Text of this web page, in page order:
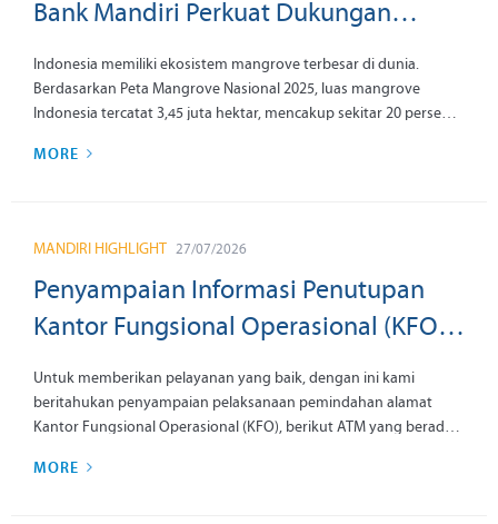
Bank Mandiri Perkuat Dukungan
terhadap Ekosistem Karbon Biru
melalui Livin’
Indonesia memiliki ekosistem mangrove terbesar di dunia.
Berdasarkan Peta Mangrove Nasional 2025, luas mangrove
Indonesia tercatat 3,45 juta hektar, mencakup sekitar 20 persen
hingga 2025, Indonesia kehilangan sekitar 1,3 juta hektar
MORE
MANDIRI HIGHLIGHT 27/07/2026
Penyampaian Informasi Penutupan
Kantor Fungsional Operasional (KFO)
Regional Card Center Denpasar
tanggal 31 Agustus 2026
Untuk memberikan pelayanan yang baik, dengan ini kami
beritahukan penyampaian pelaksanaan pemindahan alamat
Kantor Fungsional Operasional (KFO), berikut ATM yang berada
MORE